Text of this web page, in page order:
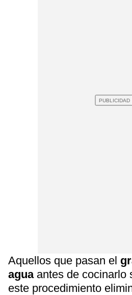
Aquellos que pasan el
agua antes de cocinarlo
este procedimiento